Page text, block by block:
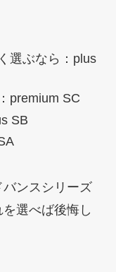
選ぶなら：plus
premium SC
SB
ンスシリーズ
選べば後悔し